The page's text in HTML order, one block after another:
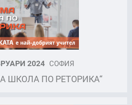
2024 СОФИЯ
ШКОЛА ПО РЕТОРИКА“